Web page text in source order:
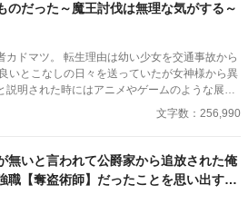
のだった～魔王討伐は無理な気がする～
カドマツ。 転生理由は幼い少女を交通事故から
いとこなしの日々を送っていたが女神様から異
説明された時にはアニメやゲームのような展開
た。 例えばモンスターを倒して国を救いヒロイ
。 けれど与えられた【今まで選ばれなかったス
生者でイケメン王子のレイニーに出迎えられ歓
スキル：水】を使う最強で理想的な異世界転生
なろう様にも掲載してい
文字数：256,990
無いと言われて公爵家から追放された俺
職【奪盗術師】だったことを思い出す
ても、もう遅い～